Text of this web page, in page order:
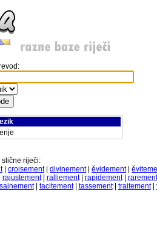
slične riječi:
| croisement| divinement| ěvidement|
rajustement| ralliement| rapidement| rarement
sainement| tacitement| tassement| traitement|